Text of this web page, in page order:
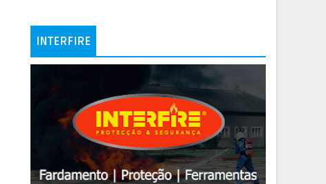
INTERFIRE